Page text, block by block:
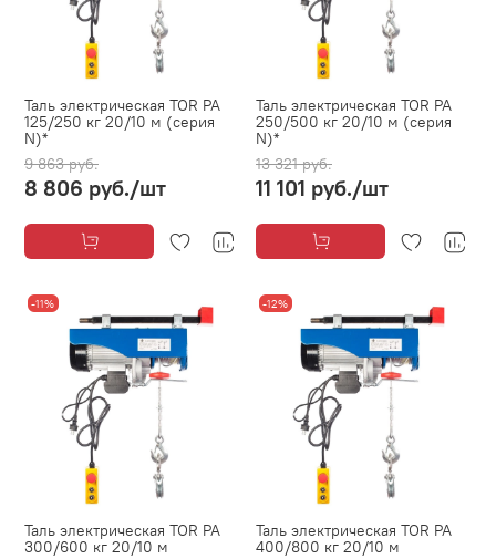
Таль электрическая TOR PA
125/250 кг 20/10 м (серия
N)*
9 863 руб.
8 806 руб./шт
Таль электрическая TOR PA
250/500 кг 20/10 м (серия
N)*
13 321 руб.
11 101 руб./шт
-11%
Таль электрическая TOR PA
300/600 кг 20/10 м
-12%
Таль электрическая TOR PA
400/800 кг 20/10 м